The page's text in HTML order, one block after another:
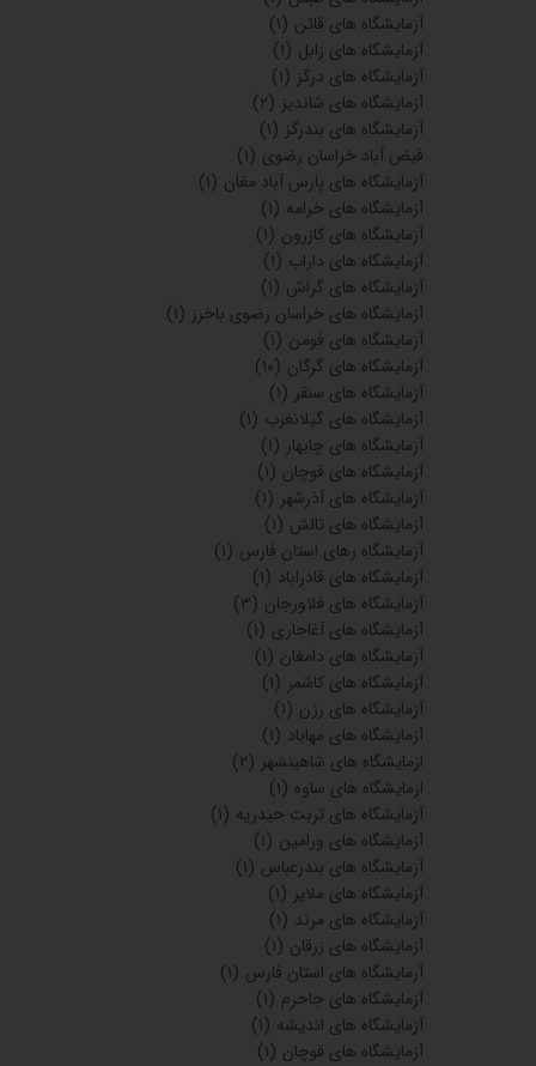
آزمایشگاه های قائن (۱)
آزمایشگاه های زابل (۱)
آزمایشگاه های درگز (۱)
آزمایشگاه های شاندیز (۲)
آزمایشگاه های بندرگز (۱)
فیض آباد خراسان رضوی (۱)
آزمایشگاه های پارس آباد مغان (۱)
آزمایشگاه های خرامه (۱)
آزمایشگاه های کازرون (۱)
آزمایشگاه های داراب (۱)
آزمایشگاه های گراش (۱)
آزمایشگاه های خراسان رضوی باخرز (۱)
آزمایشگاه های فومن (۱)
آزمایشگاه های گرگان (۱۰)
آزمایشگاه های سنقر (۱)
آزمایشگاه های گیلانغرب (۱)
آزمایشگاه های چابهار (۱)
آزمایشگاه های قوچان (۱)
آزمایشگاه های آذرشهر (۱)
آزمایشگاه های تالش (۱)
آزمایشگاه رهای استان فارس (۱)
آزمایشگاه های قادراباد (۱)
آزمایشگاه های فلاورجان (۳)
آزمایشگاه های آغاجاری (۱)
آزمایشگاه های دامغان (۱)
آزمایشگاه های کاشمر (۱)
آزمایشگاه های رزن (۱)
آزمایشگاه های مهاباد (۱)
ازمایشگاه های شاهینشهر (۲)
ازمایشگاه های ساوه (۱)
آزمایشگاه های تربت حیدریه (۱)
آزمایشگاه های ورامین (۱)
آزمایشگاه های بندرعباس (۱)
آزمایشگاه های ملایر (۱)
آزمایشگاه های مرند (۱)
آزمایشگاه های زرقان (۱)
آرمایشگاه های استان فارس (۱)
آزمایشگاه های جاحرم (۱)
آزمایشگاه های اندیشه (۱)
آزمایشگاه های قوچان (۱)